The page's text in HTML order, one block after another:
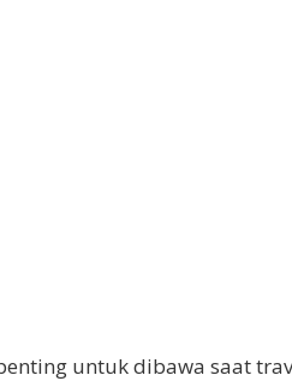
untuk dibawa saat